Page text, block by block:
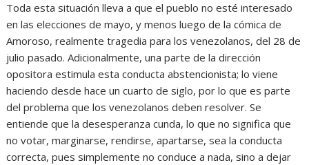
Toda esta situación lleva a que el pueblo no esté interesado
en las elecciones de mayo, y menos luego de la cómica de
Amoroso, realmente tragedia para los venezolanos, del 28 de
julio pasado. Adicionalmente, una parte de la dirección
opositora estimula esta conducta abstencionista; lo viene
haciendo desde hace un cuarto de siglo, por lo que es parte
del problema que los venezolanos deben resolver. Se
entiende que la desesperanza cunda, lo que no significa que
no votar, marginarse, rendirse, apartarse, sea la conducta
correcta, pues simplemente no conduce a nada, sino a dejar